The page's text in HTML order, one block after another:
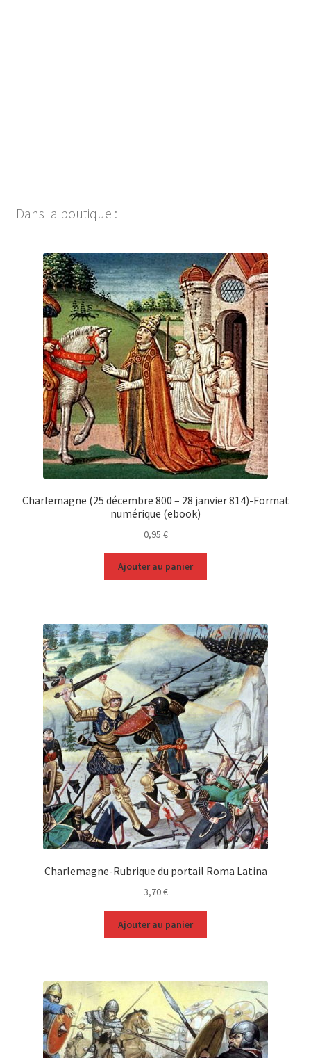
Dans la boutique :
Charlemagne (25 décembre 800 – 28 janvier 814)-Format
numérique (ebook)
0,95 €
Ajouter au panier
Charlemagne-Rubrique du portail Roma Latina
3,70€
Ajouter au panier